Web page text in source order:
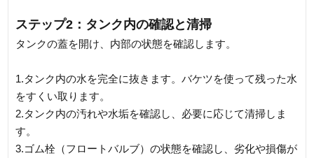
ステップ2：タンク内の確認と清掃
タンクの蓋を開け、内部の状態を確認します。
1.タンク内の水を完全に抜きます。バケツを使って残った水
をすくい取ります。
2.タンク内の汚れや水垢を確認し、必要に応じて清掃しま
す。
3.ゴム栓（フロートバルブ）の状態を確認し、劣化や損傷が